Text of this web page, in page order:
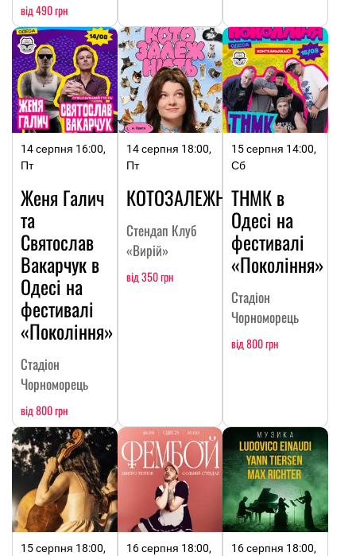
від 490 грн
14 серпня 16:00,
Пт
Женя Галич
та
Святослав
Вакарчук в
Одесі на
фестивалі
«Покоління»
Стадіон
Чорноморець
від 800 грн
14 серпня 18:00,
Пт
КОТОЗАЛЕЖНІСТЬ
Стендап Клуб
«Вирій»
від 350 грн
15 серпня 14:00,
Сб
ТНМК в
Одесі на
фестивалі
«Покоління»
Стадіон
Чорноморець
від 800 грн
15 серпня 18:00,
16 серпня 18:00,
16 серпня 18:00,